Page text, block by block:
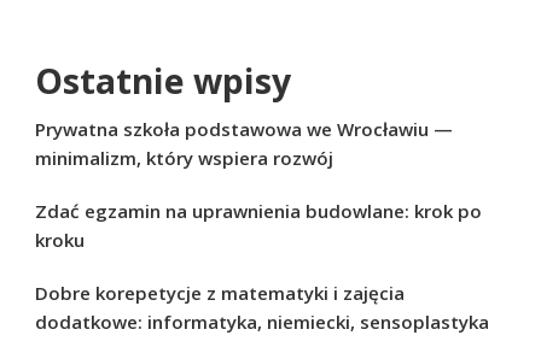
Ostatnie wpisy
Prywatna szkoła podstawowa we Wrocławiu —
minimalizm, który wspiera rozwój
Zdać egzamin na uprawnienia budowlane: krok po
kroku
Dobre korepetycje z matematyki i zajęcia
dodatkowe: informatyka, niemiecki, sensoplastyka